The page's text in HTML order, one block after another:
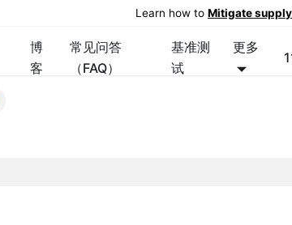
Learn how to Mitigate
博
客
常见问答
（FAQ）
基准测
试
更多